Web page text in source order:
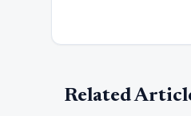
Related